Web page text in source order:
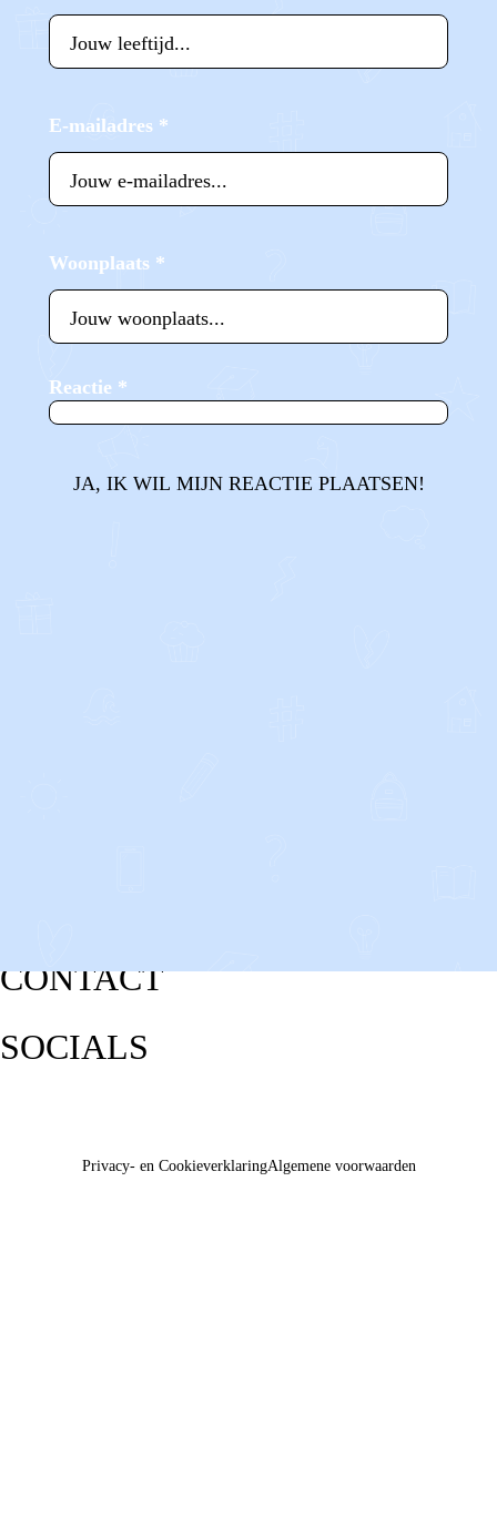
E-mailadres *
Woonplaats *
Reactie *
JA, IK WIL MIJN REACTIE PLAATSEN!
CONTACT
SOCIALS
Privacy- en CookieverklaringAlgemene voorwaarden